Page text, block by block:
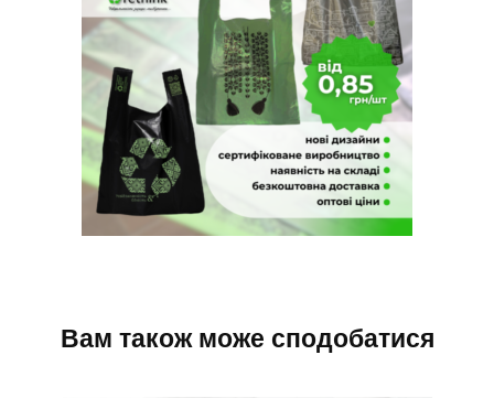
Вам також може сподобатися